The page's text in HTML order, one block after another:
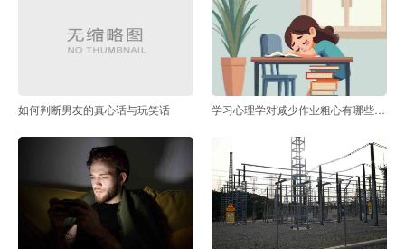
如何判断男友的真心话与玩笑话 学习心理学对减少作业粗心有哪些帮助